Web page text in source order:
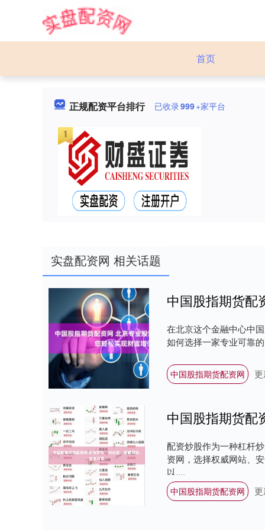
首页
正规配资平台排行 已收录999+家平台
实盘配资网 相关话题
在北京这个金融中心中
如何选择一家专业可靠
中国股指期货配资网
中国股指期货配
配资炒股作为一种杠杆
资网，选择权威网站、
以....
中国股指期货配资网